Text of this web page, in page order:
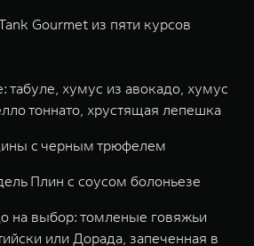
Gourmet из пяти курсов
табуле, хумус из авокадо, хумус
тоннато, хрустящая лепешка
с черным трюфелем
Плин с соусом болоньезе
на выбор: томленые говяжьи
или Дорада, запеченная в